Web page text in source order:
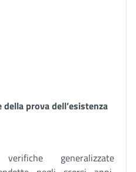
prova dell’esistenza
generalizzate